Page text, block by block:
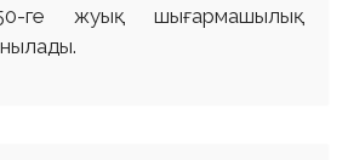
ге жуық шығармашылық